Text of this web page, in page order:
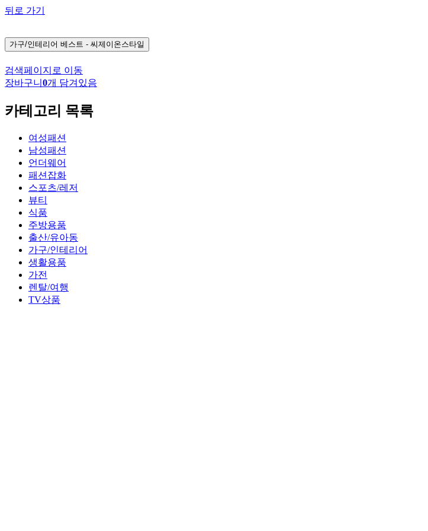
뒤로 가기
가구/인테리어 베스트 - 씨제이온스타일
검색페이지로 이동
장바구니 0개 담겨있음
카테고리 목록
여성패션
남성패션
언더웨어
패션잡화
스포츠/레저
뷰티
식품
주방용품
출산/유아동
가구/인테리어
생활용품
가전
렌탈/여행
TV상품